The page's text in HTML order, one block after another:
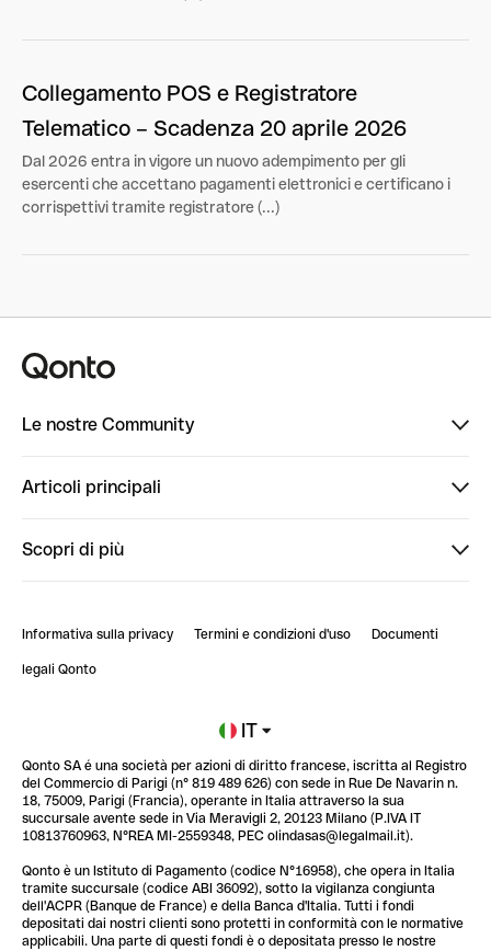
Collegamento POS e Registratore
Telematico – Scadenza 20 aprile 2026
Dal 2026 entra in vigore un nuovo adempimento per gli
esercenti che accettano pagamenti elettronici e certificano i
corrispettivi tramite registratore (...)
Le nostre Community
PowerUp
Articoli principali
StrongHer Mentorship | Notion: come organizzare...
Scopri di più
Blog
Newsroom
Glossario finanziario
Informativa sulla privacy Termini e condizioni d'uso Documenti
legali Qonto
IT
Qonto SA é una società per azioni di diritto francese, iscritta al Registro
del Commercio di Parigi (n° 819 489 626) con sede in Rue De Navarin n.
18, 75009, Parigi (Francia), operante in Italia attraverso la sua
succursale avente sede in Via Meravigli 2, 20123 Milano (P.IVA IT
10813760963, N°REA MI-2559348, PEC olindasas@legalmail.it).
Qonto è un Istituto di Pagamento (codice N°16958), che opera in Italia
tramite succursale (codice ABI 36092), sotto la vigilanza congiunta
dell'ACPR (Banque de France) e della Banca d'Italia. Tutti i fondi
depositati dai nostri clienti sono protetti in conformità con le normative
applicabili. Una parte di questi fondi è o depositata presso le nostre